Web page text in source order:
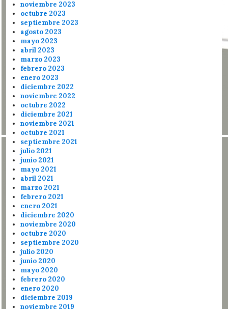
noviembre 2023
octubre 2023
septiembre 2023
agosto 2023
mayo 2023
abril 2023
marzo 2023
febrero 2023
enero 2023
diciembre 2022
noviembre 2022
octubre 2022
diciembre 2021
noviembre 2021
octubre 2021
septiembre 2021
julio 2021
junio 2021
mayo 2021
abril 2021
marzo 2021
febrero 2021
enero 2021
diciembre 2020
noviembre 2020
octubre 2020
septiembre 2020
julio 2020
junio 2020
mayo 2020
febrero 2020
enero 2020
diciembre 2019
noviembre 2019